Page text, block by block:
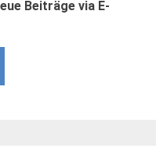
Beiträge via E-